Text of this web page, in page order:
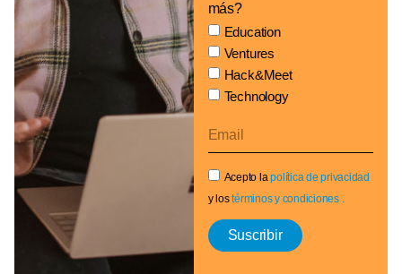
más?
Education
Ventures
Hack&Meet
Technology
Acepto lapolítica de privacidad
y lostérminos y condiciones .
Suscribir